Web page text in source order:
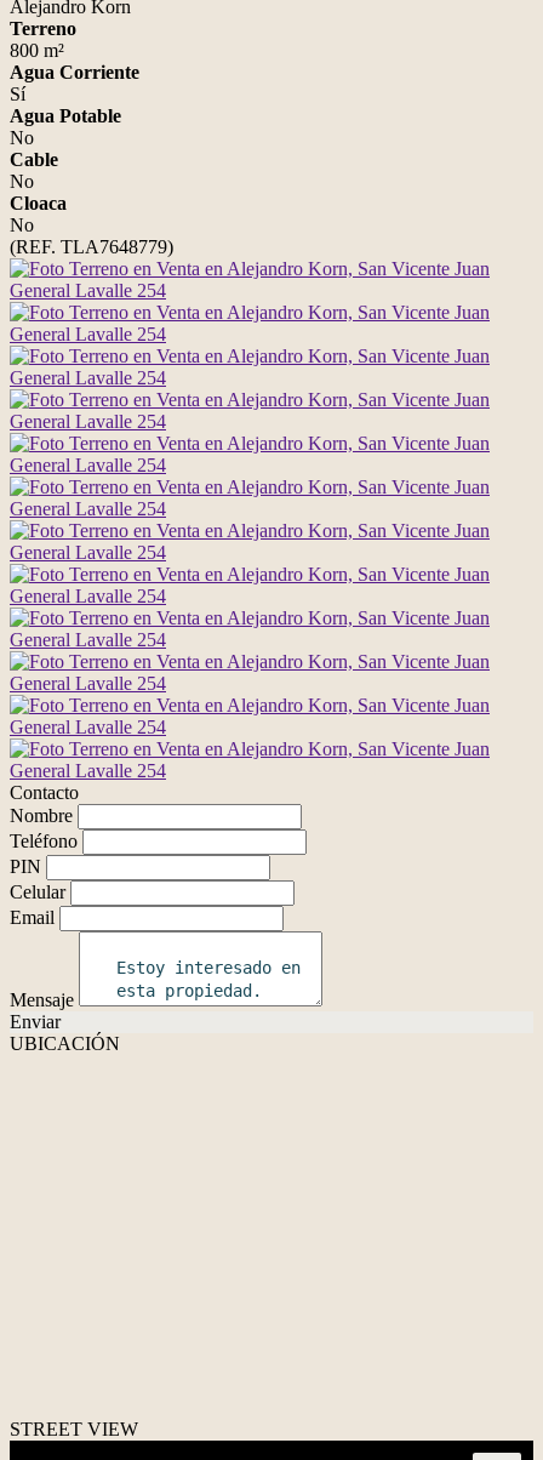
Alejandro Korn
Terreno
800 m²
Agua Corriente
Sí
Agua Potable
No
Cable
No
Cloaca
No
(REF. TLA7648779)
Contacto
Nombre
Teléfono
PIN
Celular
Email
Mensaje
Enviar
UBICACIÓN
STREET VIEW